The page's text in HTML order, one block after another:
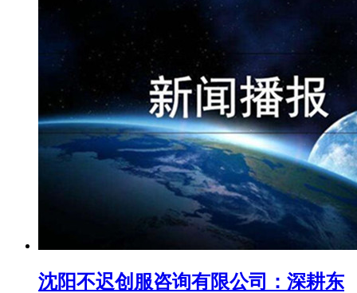
沈阳不迟创服咨询有限公司：深耕东